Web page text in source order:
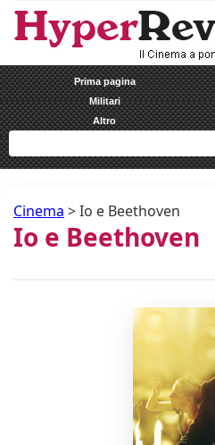
Prima pagina
Militari
Altro
Cinema >Io e Beethoven
Io e Beethoven